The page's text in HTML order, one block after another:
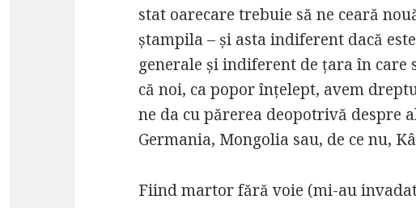
stat oarecare trebuie să ne ceară
ștampila – și asta indiferent dacă
generale și indiferent de țara în care
că noi, ca popor înțelept, avem
ne da cu părerea deopotrivă despre
Germania, Mongolia sau, de ce nu,
Fiind martor fără voie (mi-au